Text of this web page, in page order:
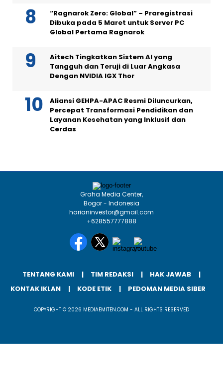
“Ragnarok Zero: Global” – Praregistrasi
Dibuka pada 5 Maret untuk Server PC
Global Pertama Ragnarok
Aitech Tingkatkan Sistem AI yang
Tangguh dan Teruji di Luar Angkasa
Dengan NVIDIA IGX Thor
Aliansi GEHPA-APAC Resmi Diluncurkan,
Percepat Transformasi Pendidikan dan
Layanan Kesehatan yang Inklusif dan
Cerdas
Graha Media Center,
Bogor - Indonesia
harianinvestor@gmail.com
+628557777888
TENTANG KAMI TIM REDAKSI
HAK JAWAB
KONTAK IKLAN
KODE ETIK PEDOMAN MEDIA SIBER
COPYRIGHT © 2026 MEDIAEMITEN.COM - ALL RIGHTS RESERVED